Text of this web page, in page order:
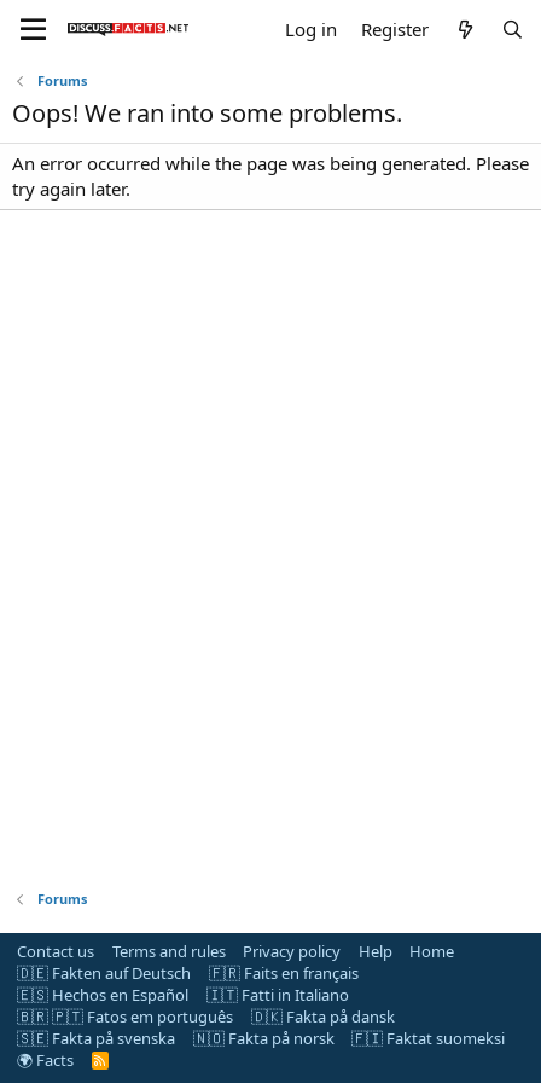
Log in Register
Forums
Oops! We ran into some problems.
An error occurred while the page was being generated. Please
try again later.
Forums
Contact us Terms and rules Privacy policy Help
Home
🇩🇪 Fakten auf Deutsch
🇫🇷 Faits en français
🇪🇸 Hechos en Español
🇮🇹 Fatti in Italiano
🇧🇷 🇵🇹 Fatos em português
🇩🇰 Fakta på dansk
🇸🇪 Fakta på svenska
🇳🇴 Fakta på norsk
🇫🇮 Faktat suomeksi
🌍 Facts
R